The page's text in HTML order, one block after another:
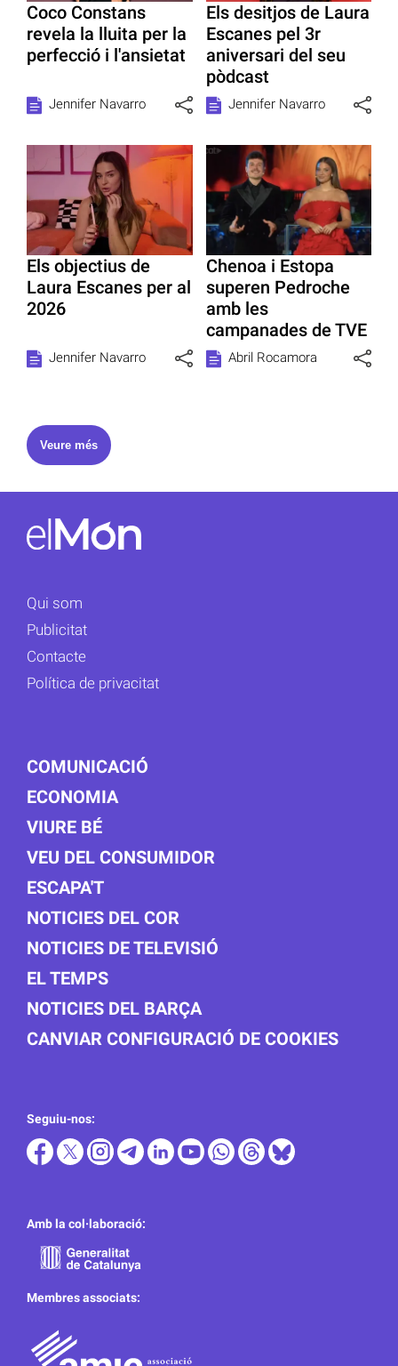
Coco Constans
revela la lluita per la
perfecció i l'ansietat
Jennifer Navarro
Els desitjos de Laura
Escanes pel 3r
aniversari del seu
pòdcast
Jennifer Navarro
Els objectius de
Laura Escanes per al
2026
Jennifer Navarro
Chenoa i Estopa
superen Pedroche
amb les
campanades de TVE
Abril Rocamora
Veure més
Qui som
Publicitat
Contacte
Política de privacitat
COMUNICACIÓ
ECONOMIA
VIURE BÉ
VEU DEL CONSUMIDOR
ESCAPA'T
NOTICIES DEL COR
NOTICIES DE TELEVISIÓ
EL TEMPS
NOTICIES DEL BARÇA
CANVIAR CONFIGURACIÓ DE COOKIES
Seguiu-nos:
Amb la col·laboració:
Membres associats: